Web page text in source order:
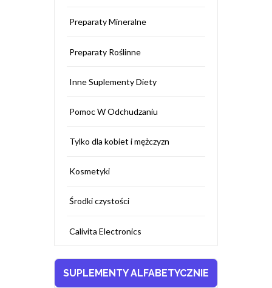
Preparaty Mineralne
Preparaty Roślinne
Inne Suplementy Diety
Pomoc W Odchudzaniu
Tylko dla kobiet i mężczyzn
Kosmetyki
Środki czystości
Calivita Electronics
SUPLEMENTY ALFABETYCZNIE